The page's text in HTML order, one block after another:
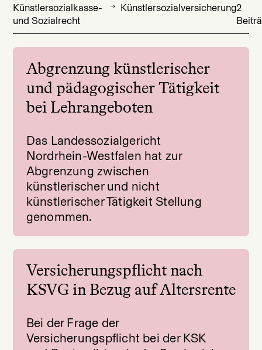
Künstlersozialkasse-
und Sozialrecht
Künstlersozialversicherung2
Abgrenzung künstlerischer
und pädagogischer Tätigkeit
bei Lehrangeboten
Das Landessozialgericht
Nordrhein-Westfalen hat zur
Abgrenzung zwischen
künstlerischer und nicht
künstlerischer Tätigkeit Stellung
genommen.
Versicherungspflicht nach
KSVG in Bezug auf Altersrente
Bei der Frage der
Versicherungspflicht bei der KSK